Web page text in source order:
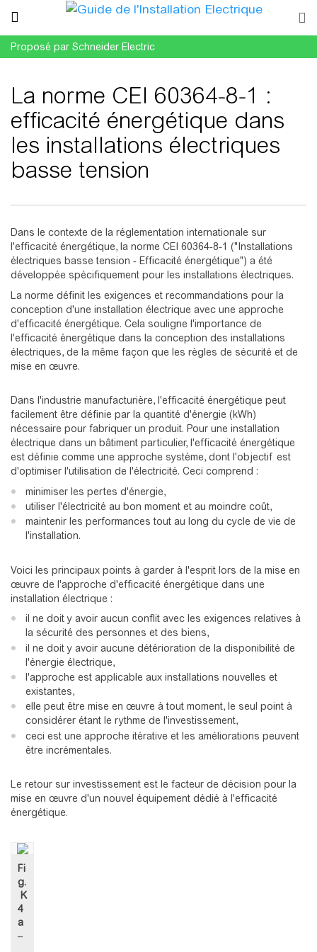
Proposé par Schneider Electric
La norme CEI 60364-8-1 :
efficacité énergétique dans
les installations électriques
basse tension
Dans le contexte de la réglementation internationale sur
l'efficacité énergétique, la norme CEI 60364-8-1 ("Installations
électriques basse tension - Efficacité énergétique") a été
développée spécifiquement pour les installations électriques.
La norme définit les exigences et recommandations pour la
conception d'une installation électrique avec une approche
d'efficacité énergétique. Cela souligne l'importance de
l'efficacité énergétique dans la conception des installations
électriques, de la même façon que les règles de sécurité et de
mise en œuvre.
Dans l'industrie manufacturière, l'efficacité énergétique peut
facilement être définie par la quantité d'énergie (kWh)
nécessaire pour fabriquer un produit. Pour une installation
électrique dans un bâtiment particulier, l'efficacité énergétique
est définie comme une approche système, dont l'objectif est
d'optimiser l'utilisation de l'électricité. Ceci comprend :
minimiser les pertes d'énergie,
utiliser l'électricité au bon moment et au moindre coût,
maintenir les performances tout au long du cycle de vie de
l'installation.
Voici les principaux points à garder à l'esprit lors de la mise en
œuvre de l'approche d'efficacité énergétique dans une
installation électrique :
il ne doit y avoir aucun conflit avec les exigences relatives à
la sécurité des personnes et des biens,
il ne doit y avoir aucune détérioration de la disponibilité de
l'énergie électrique,
l'approche est applicable aux installations nouvelles et
existantes,
elle peut être mise en œuvre à tout moment, le seul point à
considérer étant le rythme de l'investissement,
ceci est une approche itérative et les améliorations peuvent
être incrémentales.
Le retour sur investissement est le facteur de décision pour la
mise en œuvre d'un nouvel équipement dédié à l'efficacité
énergétique.
Fi
g.
K
4
a
–